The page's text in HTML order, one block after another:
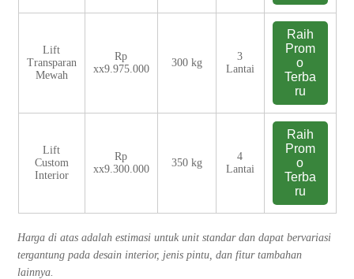
Lift
Transparan
Mewah
Rp
xx9.975.000
300 kg
3
Lantai
Raih
Prom
o
Terba
ru
Lift
Custom
Interior
Rp
xx9.300.000
350 kg
4
Lantai
Raih
Prom
o
Terba
ru
Harga di atas adalah estimasi untuk unit standar dan dapat bervariasi
tergantung pada desain interior, jenis pintu, dan fitur tambahan
lainnya.